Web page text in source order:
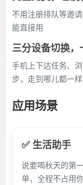
不用注册排队等邀
能直接用
三分设备切换，
手机上下达任务、
步，走到哪儿都一
应用场景
✅ 生活助手
说要喝秋天的第
单，全程不占用